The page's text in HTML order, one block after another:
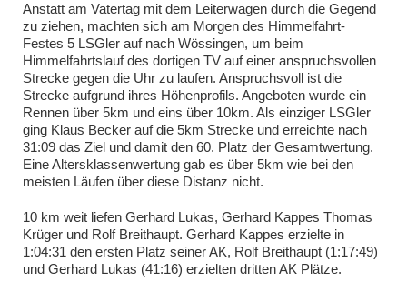
Anstatt am Vatertag mit dem Leiterwagen durch die Gegend
zu ziehen, machten sich am Morgen des Himmelfahrt-
Festes 5 LSGler auf nach Wössingen, um beim
Himmelfahrtslauf des dortigen TV auf einer anspruchsvollen
Strecke gegen die Uhr zu laufen. Anspruchsvoll ist die
Strecke aufgrund ihres Höhenprofils. Angeboten wurde ein
Rennen über 5km und eins über 10km. Als einziger LSGler
ging Klaus Becker auf die 5km Strecke und erreichte nach
31:09 das Ziel und damit den 60. Platz der Gesamtwertung.
Eine Altersklassenwertung gab es über 5km wie bei den
meisten Läufen über diese Distanz nicht.
10 km weit liefen Gerhard Lukas, Gerhard Kappes Thomas
Krüger und Rolf Breithaupt. Gerhard Kappes erzielte in
1:04:31 den ersten Platz seiner AK, Rolf Breithaupt (1:17:49)
und Gerhard Lukas (41:16) erzielten dritten AK Plätze.